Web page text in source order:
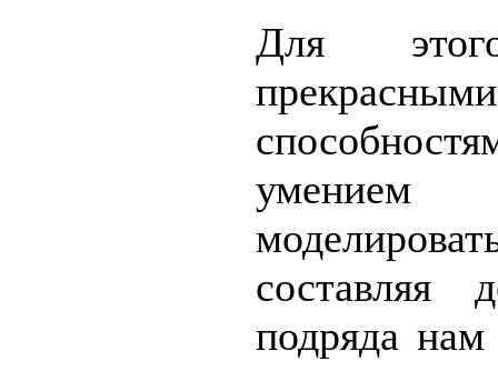
Для
умением
составляя
подряда